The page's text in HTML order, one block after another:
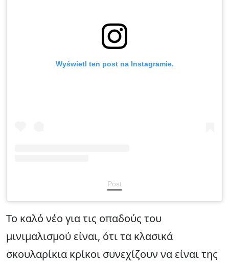
Wyświetl ten post na Instagramie.
Post
Το καλό νέο για τις οπαδούς του
μινιμαλισμού είναι, ότι τα κλασικά
σκουλαρίκια κρίκοι συνεχίζουν να είναι της